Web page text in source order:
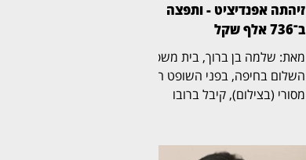
זיהתה אפנדיציט - ותפצה
ב־736 אלף שקל
מאת: שלמה בן ברוך, בית משפט
השלום בחיפה, בפני השופט הדר
מסורי (בצילום), קיבל ברובו
הרפואה הדחופה "טרם". בפסק